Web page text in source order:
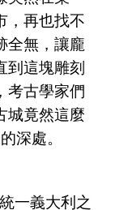
，再也找不
全無，讓龐
到這塊雕刻
考古學家們
城竟然這麼
深處。
一義大利之